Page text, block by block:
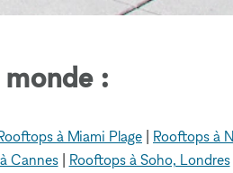
:
à Miami Plage Rooftops à
Cannes| Rooftops à Soho, Londres|